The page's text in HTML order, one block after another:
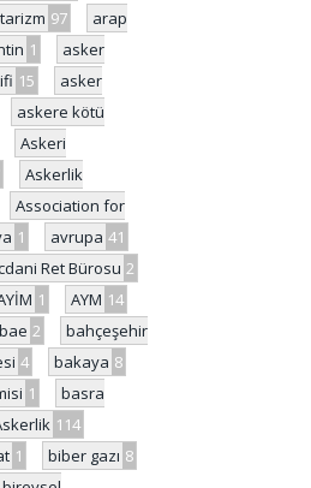
97
arap
1
asker
15
asker
askere kötü
Askeri
Askerlik
Association for
1 avrupa 41
Ret Bürosu 2
1 AYM 14
bae 2
bahçeşehir
4 bakaya 8
1
basra
114
1 biber gazı 8